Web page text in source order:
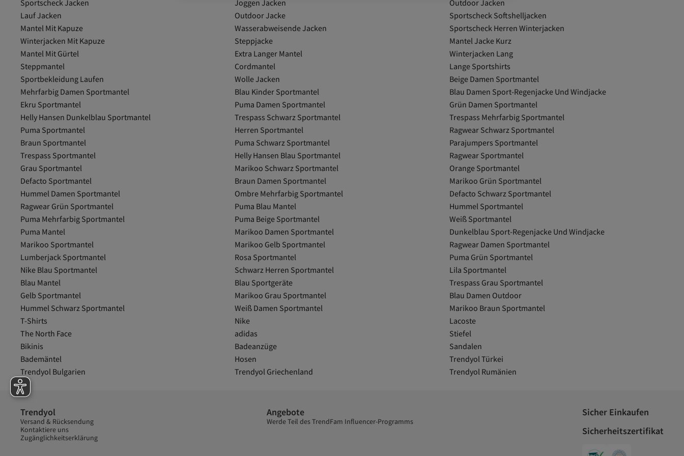
Sportscheck Jacken Joggen Jacken
Outdoor Jacken
Lauf Jacken
Outdoor Jacke
Sportscheck Softshelljacken
Mantel Mit Kapuze
Wasserabweisende Jacken
Sportscheck Herren Winterjacken
Winterjacken Mit Kapuze
Steppjacke
Mantel Jacke Kurz
Mantel Mit Gürtel
Extra Langer Mantel
Winterjacken Lang
Steppmantel
Cordmantel
Lange Sportshirts
Sportbekleidung Laufen
Wolle Jacken
Beige Damen Sportmantel
Mehrfarbig Damen Sportmantel
Blau Kinder Sportmantel
Blau Damen Sport-Regenjacke Und Windjacke
Ekru Sportmantel
Puma Damen Sportmantel
Grün Damen Sportmantel
Helly Hansen Dunkelblau Sportmantel
Trespass Schwarz Sportmantel
Trespass Mehrfarbig Sportmantel
Puma Sportmantel
Herren Sportmantel
Ragwear Schwarz Sportmantel
Braun Sportmantel
Puma Schwarz Sportmantel
Parajumpers Sportmantel
Trespass Sportmantel
Helly Hansen Blau Sportmantel
Ragwear Sportmantel
Grau Sportmantel
Marikoo Schwarz Sportmantel
Orange Sportmantel
Defacto Sportmantel
Braun Damen Sportmantel
Marikoo Grün Sportmantel
Hummel Damen Sportmantel
Ombre Mehrfarbig Sportmantel
Defacto Schwarz Sportmantel
Ragwear Grün Sportmantel
Puma Blau Mantel
Hummel Sportmantel
Puma Mehrfarbig Sportmantel
Puma Beige Sportmantel
Weiß Sportmantel
Puma Mantel
Marikoo Damen Sportmantel
Dunkelblau Sport-Regenjacke Und Windjacke
Marikoo Sportmantel
Marikoo Gelb Sportmantel
Ragwear Damen Sportmantel
Lumberjack Sportmantel
Rosa Sportmantel
Puma Grün Sportmantel
Nike Blau Sportmantel
Schwarz Herren Sportmantel
Lila Sportmantel
Blau Mantel
Blau Sportgeräte
Trespass Grau Sportmantel
Gelb Sportmantel
Marikoo Grau Sportmantel
Blau Damen Outdoor
Hummel Schwarz Sportmantel
Weiß Damen Sportmantel
Marikoo Braun Sportmantel
T-Shirts
Nike
Lacoste
The North Face
adidas
Stiefel
Bikinis
Badeanzüge
Sandalen
Bademäntel
Hosen
Trendyol Türkei
Trendyol Bulgarien
Trendyol Griechenland Trendyol Rumänien
Trendyol
Versand & Rücksendung
Kontaktiere uns
Zugänglichkeitserklärung
Angebote
Werde Teil des TrendFam Influencer-Programms
Sicher Einkaufen
Sicherheitszertifikat